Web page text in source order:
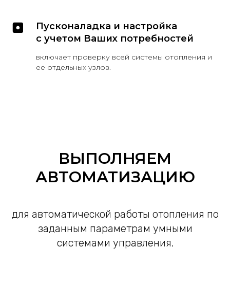
Пусконаладка и настройка
с учетом Ваших потребностей
включает проверку всей системы отопления и
ее отдельных узлов.
ВЫПОЛНЯЕМ
АВТОМАТИЗАЦИЮ
для автоматической работы отопления по
заданным параметрам умными
системами управления.